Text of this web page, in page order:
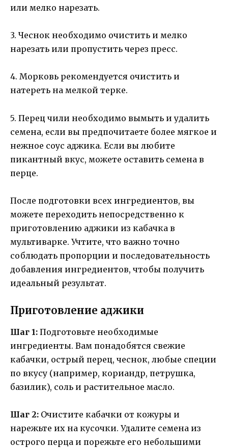
или мелко нарезать.
3. Чеснок необходимо очистить и мелко
нарезать или пропустить через пресс.
4. Морковь рекомендуется очистить и
натереть на мелкой терке.
5. Перец чили необходимо вымыть и удалить
семена, если вы предпочитаете более мягкое и
нежное соус аджика. Если вы любите
пикантный вкус, можете оставить семена в
перце.
После подготовки всех ингредиентов, вы
можете переходить непосредственно к
приготовлению аджики из кабачка в
мультиварке. Учтите, что важно точно
соблюдать пропорции и последовательность
добавления ингредиентов, чтобы получить
идеальный результат.
Приготовление аджики
Шаг 1: Подготовьте необходимые
ингредиенты. Вам понадобятся свежие
кабачки, острый перец, чеснок, любые специи
по вкусу (например, кориандр, петрушка,
базилик), соль и растительное масло.
Шаг 2: Очистите кабачки от кожуры и
нарежьте их на кусочки. Удалите семена из
острого перца и порежьте его небольшими